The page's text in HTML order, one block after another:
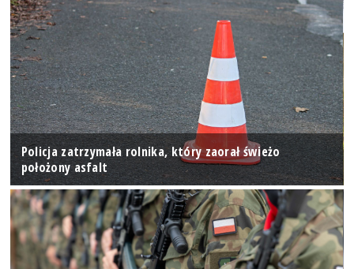
Policja zatrzymała rolnika, który zaorał świeżo
położony asfalt